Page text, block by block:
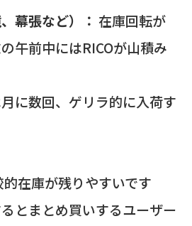
幕張など）： 在庫回転が
午前中にはRICOが山積み
に数回、ゲリラ的に入荷す
的在庫が残りやすいです
とまとめ買いするユーザー